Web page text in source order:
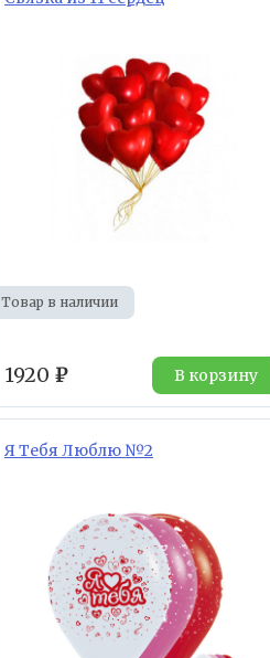
Товар в наличии
1920 ₽ В корзину
Я Тебя Люблю №2